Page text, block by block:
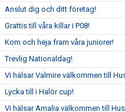
Anslut dig och ditt företag!
Grattis till våra killar i P08!
Kom och heja fram våra juniorer!
Trevlig Nationaldag!
Vi hälsar Valmire välkommen till
Lycka till i Halör cup!
Vi hälsar Amalia välkommen till